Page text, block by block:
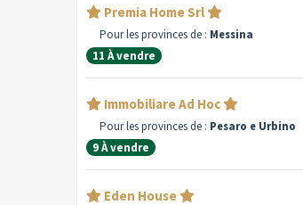
Premia Home Srl
Pour les provinces de : Messina
11 À vendre
Immobiliare Ad Hoc
Pour les provinces de : Pesaro e Urbino
9 À vendre
Eden House